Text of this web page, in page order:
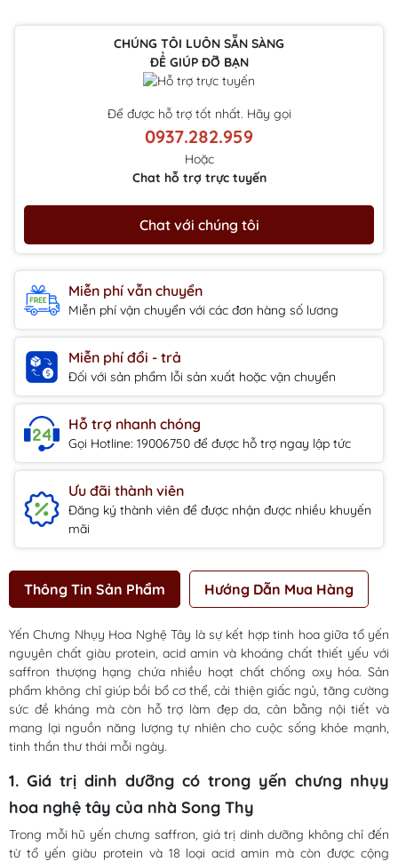
CHÚNG TÔI LUÔN SẴN SÀNG
ĐỂ GIÚP ĐỠ BẠN
Để được hỗ trợ tốt nhất. Hãy gọi
0937.282.959
Hoặc
Chat hỗ trợ trực tuyến
Chat với chúng tôi
Miễn phí vẫn chuyển
Miễn phí vận chuyển với các đơn hàng số lương
Miễn phí đổi - trả
Đối với sản phẩm lỗi sản xuất hoặc vận chuyển
Hỗ trợ nhanh chóng
Gọi Hotline: 19006750 để được hỗ trợ ngay lập tức
Ưu đãi thành viên
Đăng ký thành viên để được nhận được nhiều khuyến
mãi
Thông Tin Sản Phẩm Hướng Dẫn Mua Hàng
Yến Chưng Nhụy Hoa Nghệ Tây là sự kết hợp tinh hoa giữa tổ yến
nguyên chất giàu protein, acid amin và khoáng chất thiết yếu với
saffron thượng hạng chứa nhiều hoạt chất chống oxy hóa. Sản
phẩm không chỉ giúp bồi bổ cơ thể, cải thiện giấc ngủ, tăng cường
sức đề kháng mà còn hỗ trợ làm đẹp da, cân bằng nội tiết và
mang lại nguồn năng lượng tự nhiên cho cuộc sống khỏe mạnh,
tinh thần thư thái mỗi ngày.
1. Giá trị dinh dưỡng có trong yến chưng nhụy
hoa nghệ tây của nhà Song Thy
Trong mỗi hũ yến chưng saffron, giá trị dinh dưỡng không chỉ đến
từ tổ yến giàu protein và 18 loại acid amin mà còn được cộng